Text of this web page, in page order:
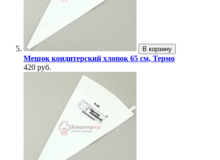
В корзину
Мешок кондитерский хлопок 65 см, Термо
420 руб.